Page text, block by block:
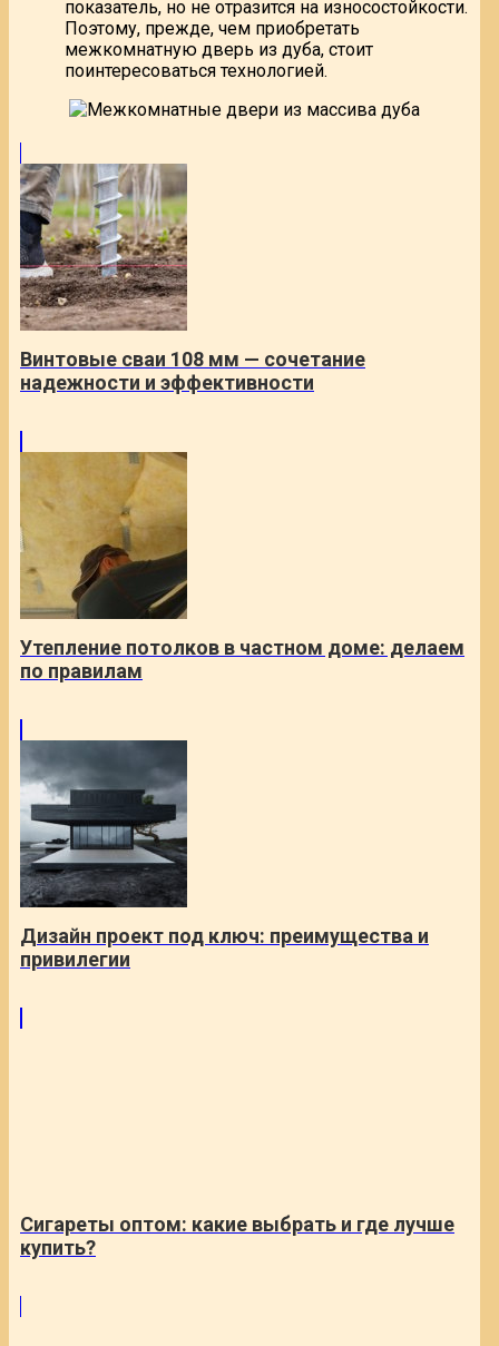
показатель, но не отразится на износостойкости.
Поэтому, прежде, чем приобретать
межкомнатную дверь из дуба, стоит
поинтересоваться технологией.
Винтовые сваи 108 мм — сочетание
надежности и эффективности
Утепление потолков в частном доме: делаем
по правилам
Дизайн проект под ключ: преимущества и
привилегии
Сигареты оптом: какие выбрать и где лучше
купить?